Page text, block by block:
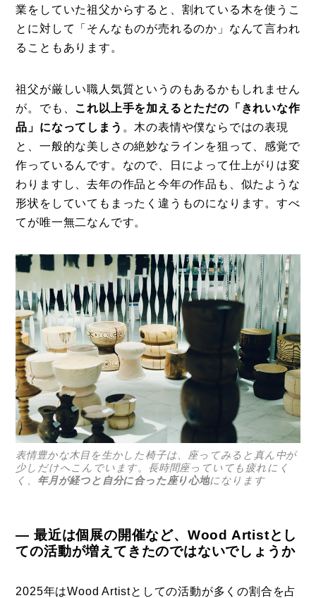
業をしていた祖父からすると、割れている木を使うこ
とに対して「そんなものが売れるのか」なんて言われ
ることもあります。
祖父が厳しい職人気質というのもあるかもしれません
が。でも、 これ以上手を加えるとただの「きれいな作
品」になってしまう 。木の表情や僕ならではの表現
と、一般的な美しさの絶妙なラインを狙って、感覚で
作っているんです。なので、日によって仕上がりは変
わりますし、去年の作品と今年の作品も、似たような
形状をしていてもまったく違うものになります。すべ
てが唯一無二なんです。
表情豊かな木目を生かした椅子は、座ってみると真ん中が
少しだけへこんでいます。長時間座っていても疲れにく
く、 年月が経つと自分に合った座り心地になります
― 最近は個展の開催など、Wood Artistとし
ての活動が増えてきたのではないでしょうか
2025年はWood Artistとしての活動が多くの割合を占